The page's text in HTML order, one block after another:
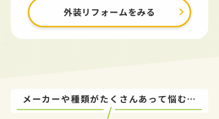
外装リフォームをみる
メーカーや種類がたくさんあって悩む…